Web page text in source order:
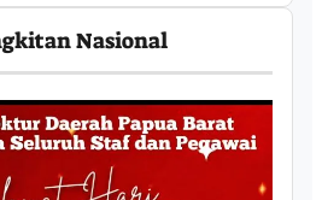
Nasional